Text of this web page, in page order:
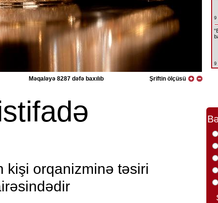
Məqaləyə 8287 dəfə baxılıb Şriftin ölçüsü
kişi orqanizminə təsiri
9
9